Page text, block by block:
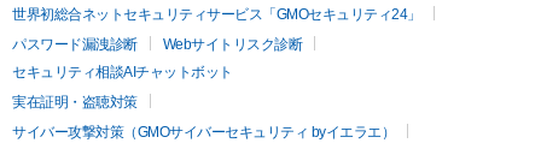
世界初総合ネットセキュリティサービス「GMOセキュリティ24」
パスワード漏洩診断
Webサイトリスク診断
セキュリティ相談AIチャットボット
実在証明・盗聴対策
サイバー攻撃対策（GMOサイバーセキュリティ byイエラエ）